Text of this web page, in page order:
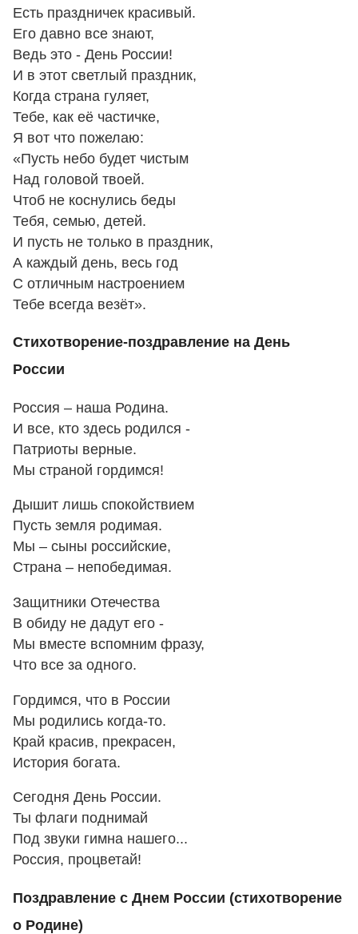
Есть праздничек красивый.
Его давно все знают,
Ведь это - День России!
И в этот светлый праздник,
Когда страна гуляет,
Тебе, как её частичке,
Я вот что пожелаю:
«Пусть небо будет чистым
Над головой твоей.
Чтоб не коснулись беды
Тебя, семью, детей.
И пусть не только в праздник,
А каждый день, весь год
С отличным настроением
Тебе всегда везёт».
Стихотворение-поздравление на День
России
Россия – наша Родина.
И все, кто здесь родился -
Патриоты верные.
Мы страной гордимся!
Дышит лишь спокойствием
Пусть земля родимая.
Мы – сыны российские,
Страна – непобедимая.
Защитники Отечества
В обиду не дадут его -
Мы вместе вспомним фразу,
Что все за одного.
Гордимся, что в России
Мы родились когда-то.
Край красив, прекрасен,
История богата.
Сегодня День России.
Ты флаги поднимай
Под звуки гимна нашего...
Россия, процветай!
Поздравление с Днем России (стихотворение
о Родине)